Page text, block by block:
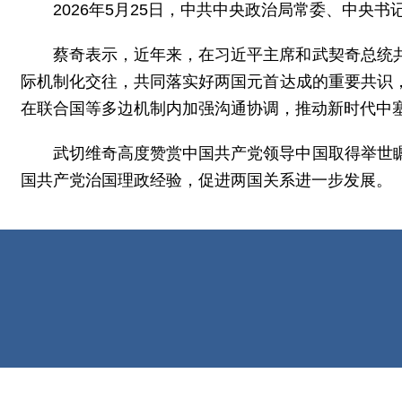
2026年5月25日，中共中央政治局常委、中央书
蔡奇表示，近年来，在习近平主席和武契奇总
际机制化交往，共同落实好两国元首达成的重要共
在联合国等多边机制内加强沟通协调，推动新时代中
武切维奇高度赞赏中国共产党领导中国取得举
国共产党治国理政经验，促进两国关系进一步发展。